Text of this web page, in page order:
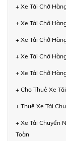
+ Xe Tải Chở
+ Xe Tải Chở
+ Xe Tải Chở
+ Xe Tải Chở
+ Xe Tải Chở
+ Cho Thuê Xe
+ Thuê Xe Tải
+ Xe Tải Chuyển
Toàn